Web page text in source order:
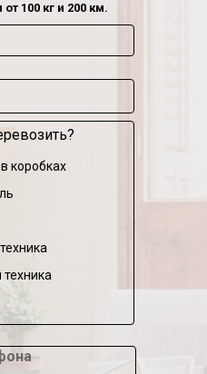
ПЕРЕЕЗД
коробках
100 кг и 200 км.